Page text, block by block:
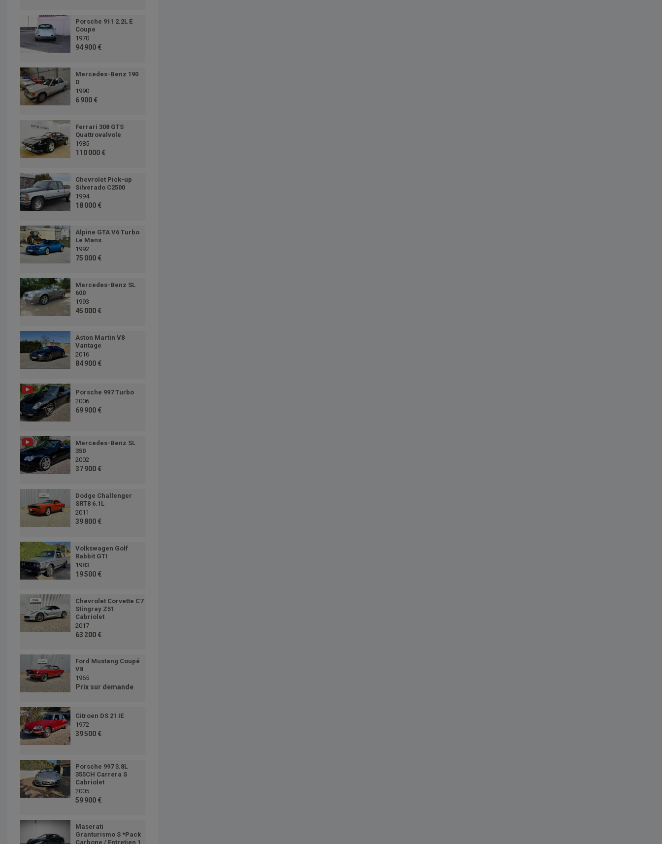
Porsche 911 2.2L E
Coupe
1970
94 900 €
Mercedes-Benz 190
D
1990
6 900 €
Ferrari 308 GTS
Quattrovalvole
1985
110 000 €
Chevrolet Pick-up
Silverado C2500
1994
18 000 €
Alpine GTA V6 Turbo
Le Mans
1992
75 000 €
Mercedes-Benz SL
600
1993
45 000 €
Aston Martin V8
Vantage
2016
84 900 €
Porsche 997 Turbo
2006
69 900 €
Mercedes-Benz SL
350
2002
37 900 €
Dodge Challenger
SRT8 6.1L
2011
39 800 €
Volkswagen Golf
Rabbit GTI
1983
19 500 €
Chevrolet Corvette C7
Stingray Z51
Cabriolet
2017
63 200 €
Ford Mustang Coupé
V8
1965
Prix sur demande
Citroen DS 21 IE
1972
39 500 €
Porsche 997 3.8L
355CH Carrera S
Cabriolet
2005
59 900 €
Maserati
Granturismo S *Pack
Carbone / Entretien 1